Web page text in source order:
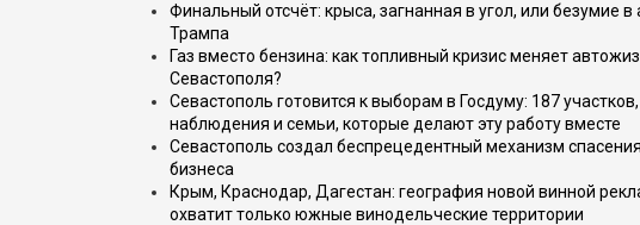
Финальный отсчёт: крыса, загнанная в угол, или безумие
Трампа
Газ вместо бензина: как топливный кризис меняет
Севастополя?
Севастополь готовится к выборам в Госдуму: 187
наблюдения и семьи, которые делают эту работу вместе
Севастополь создал беспрецедентный механизм
бизнеса
Крым, Краснодар, Дагестан: география новой винной
охватит только южные винодельческие территории